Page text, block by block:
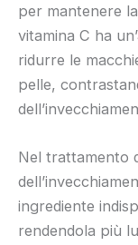
per mantenere
vitamina C ha
ridurre le
pelle,
Nel trattamento
ingrediente
rendendola più